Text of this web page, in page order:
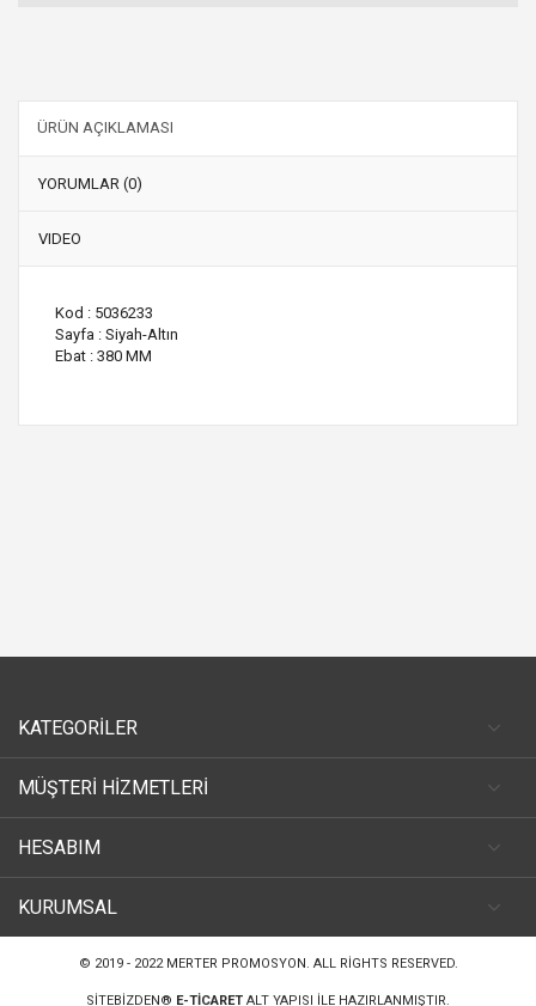
ÜRÜN AÇIKLAMASI
YORUMLAR (0)
VIDEO
Kod : 5036233
Sayfa : Siyah-Altın
Ebat : 380 MM
KATEGORİLER
MÜŞTERİ HİZMETLERİ
HESABIM
KURUMSAL
© 2019 - 2022 MERTER PROMOSYON. ALL RIGHTS RESERVED.
SITEBIZDEN® E-TICARET ALT YAPISI ILE HAZIRLANMIŞTIR.